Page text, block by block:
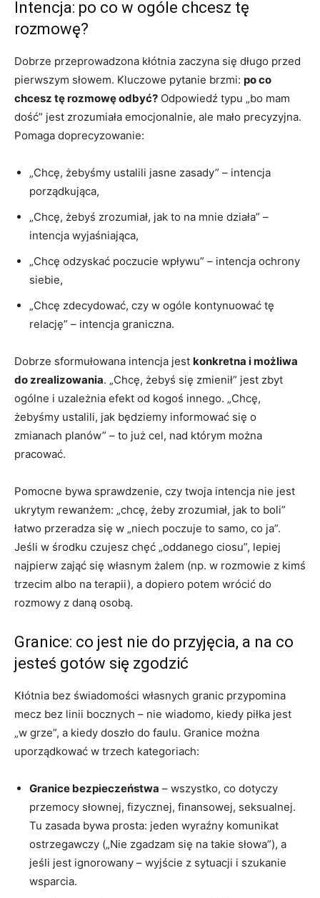
Intencja: po co w ogóle chcesz tę
rozmowę?
Dobrze przeprowadzona kłótnia zaczyna się długo przed
pierwszym słowem. Kluczowe pytanie brzmi: po co
chcesz tę rozmowę odbyć? Odpowiedź typu „bo mam
dość” jest zrozumiała emocjonalnie, ale mało precyzyjna.
Pomaga doprecyzowanie:
„Chcę, żebyśmy ustalili jasne zasady” – intencja
porządkująca,
„Chcę, żebyś zrozumiał, jak to na mnie działa” –
intencja wyjaśniająca,
„Chcę odzyskać poczucie wpływu” – intencja ochrony
siebie,
„Chcę zdecydować, czy w ogóle kontynuować tę
relację” – intencja graniczna.
Dobrze sformułowana intencja jest konkretna i możliwa
do zrealizowania. „Chcę, żebyś się zmienił” jest zbyt
ogólne i uzależnia efekt od kogoś innego. „Chcę,
żebyśmy ustalili, jak będziemy informować się o
zmianach planów” – to już cel, nad którym można
pracować.
Pomocne bywa sprawdzenie, czy twoja intencja nie jest
ukrytym rewanżem: „chcę, żeby zrozumiał, jak to boli”
łatwo przeradza się w „niech poczuje to samo, co ja”.
Jeśli w środku czujesz chęć „oddanego ciosu”, lepiej
najpierw zająć się własnym żalem (np. w rozmowie z kimś
trzecim albo na terapii), a dopiero potem wrócić do
rozmowy z daną osobą.
Granice: co jest nie do przyjęcia, a na co
jesteś gotów się zgodzić
Kłótnia bez świadomości własnych granic przypomina
mecz bez linii bocznych – nie wiadomo, kiedy piłka jest
„w grze”, a kiedy doszło do faulu. Granice można
uporządkować w trzech kategoriach:
Granice bezpieczeństwa – wszystko, co dotyczy
przemocy słownej, fizycznej, finansowej, seksualnej.
Tu zasada bywa prosta: jeden wyraźny komunikat
ostrzegawczy („Nie zgadzam się na takie słowa”), a
jeśli jest ignorowany – wyjście z sytuacji i szukanie
wsparcia.